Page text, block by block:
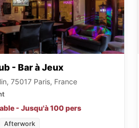
- Bar à Jeux
75017 Paris, France
- Jusqu'à 100 pers
Afterwork